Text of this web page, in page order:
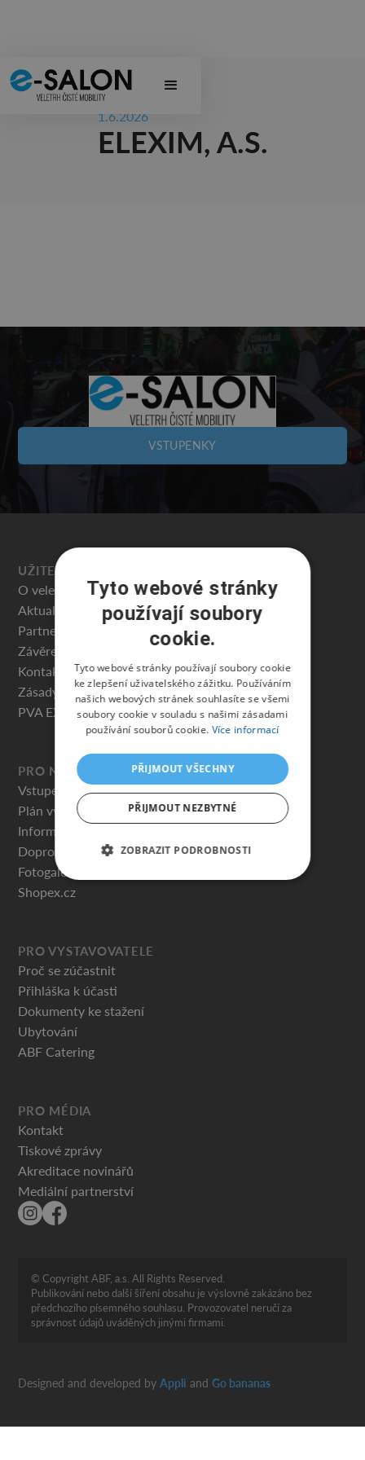
1.6.2026
ELEXIM, A.S.
VSTUPENKY
UŽITEČNÉ
O veletrhu
Aktuality
Partneři veletrhu
Závěrečná zpráva
Kontakty
Zásady ochrany osobních údajů
PVA EXPO PRAHA
PRO NÁVŠTĚVNÍKY
Vstupenky
Plán výstaviště
Informace pro návštěvníky
Doprovodný program – PŘIPRAVUJEME
Fotogalerie
Shopex.cz
PRO VYSTAVOVATELE
Proč se zúčastnit
Přihláška k účasti
Dokumenty ke stažení
Ubytování
ABF Catering
PRO MÉDIA
Kontakt
Tiskové zprávy
Akreditace novinářů
Mediální partnerství
© Copyright ABF, a.s. All Rights Reserved.
Publikování nebo další šíření obsahu je výslovně zakázáno bez
předchozího písemného souhlasu. Provozovatel neručí za
správnost údajů uváděných jinými firmami.
Designed and developed byAppli andGo bananas
Tyto webové stránky
používají soubory
cookie.
Tyto webové stránky používají soubory cookie
ke zlepšení uživatelského zážitku. Používáním
našich webových stránek souhlasíte se všemi
soubory cookie v souladu s našimi zásadami
používání souborů cookie. Více informací
PŘIJMOUT VŠECHNY
PŘIJMOUT NEZBYTNÉ
ZOBRAZIT PODROBNOSTI